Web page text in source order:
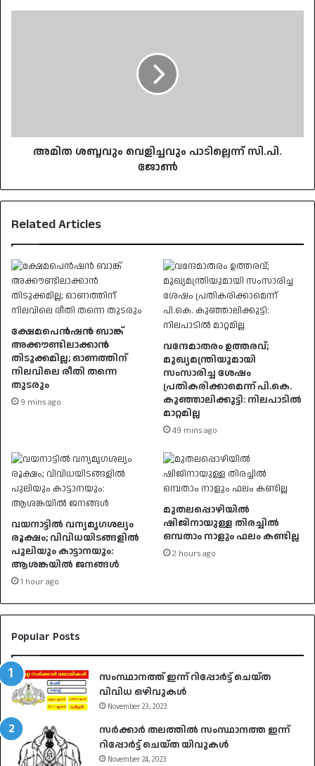
അമിത ശബ്ദവും വെളിച്ചവും പാടില്ലെന്ന് സി.പി.
ജോൺ
Related Articles
ക്ഷേമപെൻഷൻ ബാങ്ക്
അക്കൗണ്ടിലാക്കാൻ
തിടുക്കമില്ല; ഓണത്തിന്
നിലവിലെ രീതി തന്നെ
തുടരും
9 mins ago
വന്ദേമാതരം ഉത്തരവ്;
മുഖ്യമന്ത്രിയുമായി
സംസാരിച്ച ശേഷം
പ്രതികരിക്കാമെന്ന് പി.കെ.
കുഞ്ഞാലിക്കുട്ടി: നിലപാടിൽ
മാറ്റമില്ല
49 mins ago
വയനാട്ടിൽ വന്യമൃഗശല്യം
രൂക്ഷം; വിവിധയിടങ്ങളിൽ
പുലിയും കാട്ടാനയും:
ആശങ്കയിൽ ജനങ്ങൾ
1 hour ago
മുതലപ്പൊഴിയിൽ
ഷിജിനായുള്ള തിരച്ചിൽ
ഒമ്പതാം നാളും ഫലം കണ്ടില്ല
2 hours ago
Popular Posts
സംസ്ഥാനത്ത് ഇന്ന് റിപ്പോർട്ട് ചെയ്ത
വിവിധ ഒഴിവുകൾ
November 23, 2023
സർക്കാർ തലത്തിൽ സംസ്ഥാനത്ത ഇന്ന്
റിപ്പോർട്ട് ചെയ്ത യിവുകൾ
November 24, 2023